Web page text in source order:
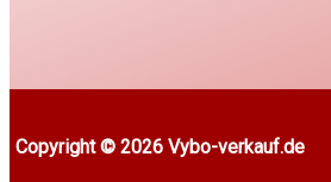
Copyright © 2026 Vybo-verkauf.de